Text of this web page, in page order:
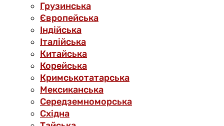
Грузинська
Європейська
Індійська
Італійська
Китайська
Корейська
Кримськотатарська
Мексиканська
Середземноморська
Східна